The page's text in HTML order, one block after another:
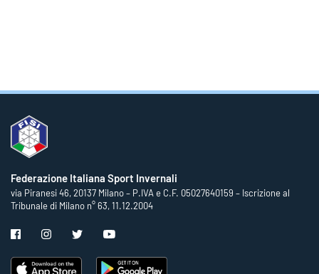
Federazione Italiana Sport Invernali
via Piranesi 46, 20137 Milano – P.IVA e C.F. 05027640159 – Iscrizione al
Tribunale di Milano n° 63, 11.12.2004